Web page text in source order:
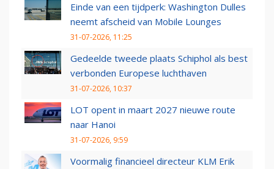
Einde van een tijdperk: Washington Dulles
neemt afscheid van Mobile Lounges
31-07-2026, 11:25
Gedeelde tweede plaats Schiphol als best
verbonden Europese luchthaven
31-07-2026, 10:37
LOT opent in maart 2027 nieuwe route
naar Hanoi
31-07-2026, 9:59
Voormalig financieel directeur KLM Erik